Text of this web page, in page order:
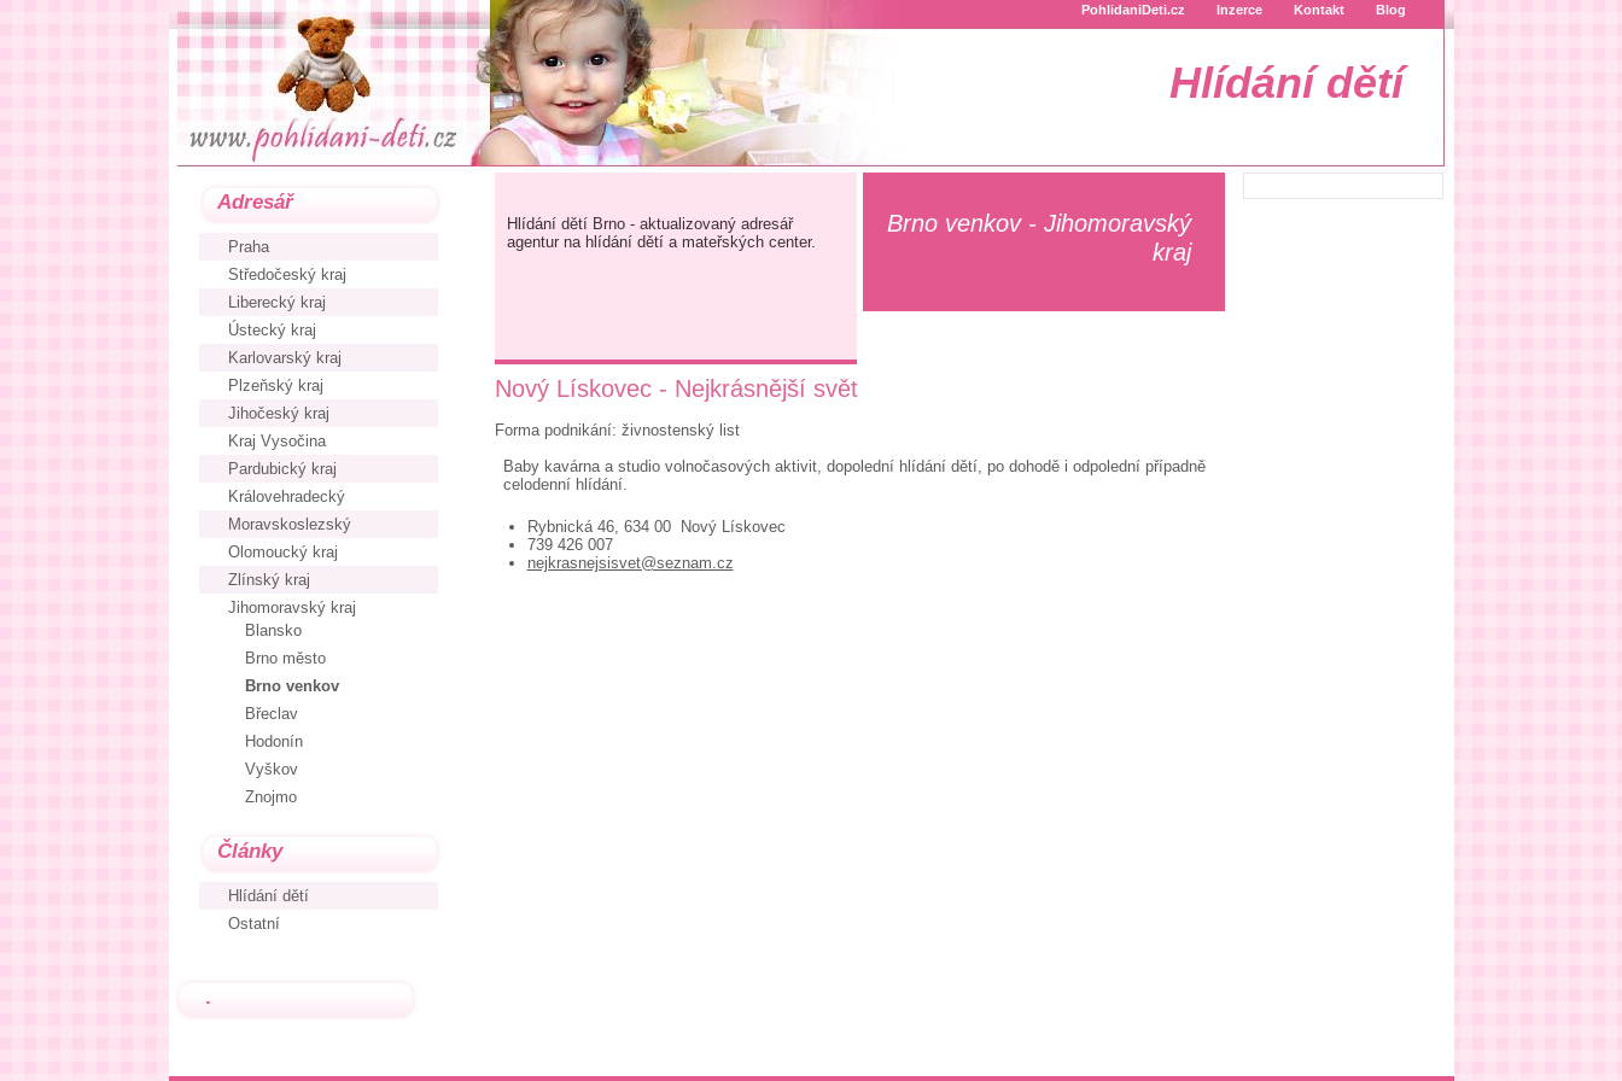
PohlidaniDeti.cz Inzerce Kontakt Blog
Hlídání dětí
Adresář
Praha
Středočeský kraj
Liberecký kraj
Ústecký kraj
Karlovarský kraj
Plzeňský kraj
Jihočeský kraj
Kraj Vysočina
Pardubický kraj
Královehradecký
Moravskoslezský
Olomoucký kraj
Zlínský kraj
Jihomoravský kraj
Blansko
Brno město
Brno venkov
Břeclav
Hodonín
Vyškov
Znojmo
Články
Hlídání dětí
Ostatní
.
Brno venkov - Jihomoravský
kraj
Hlídání dětí Brno - aktualizovaný adresář
agentur na hlídání dětí a mateřských center.
Nový Lískovec - Nejkrásnější svět
Forma podnikání: živnostenský list
Baby kavárna a studio volnočasových aktivit, dopolední hlídání dětí, po dohodě i odpolední případně
celodenní hlídání.
Rybnická 46, 634 00 Nový Lískovec
739 426 007
nejkrasnejsisvet@seznam.cz